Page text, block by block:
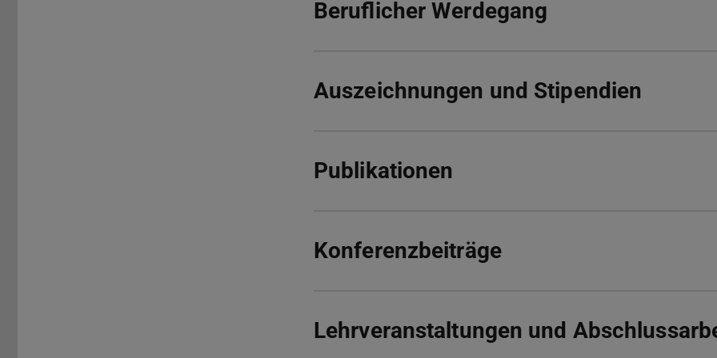
Beruflicher Werdegang
Auszeichnungen und Stipendien
Publikationen
Konferenzbeiträge
Lehrveranstaltungen und